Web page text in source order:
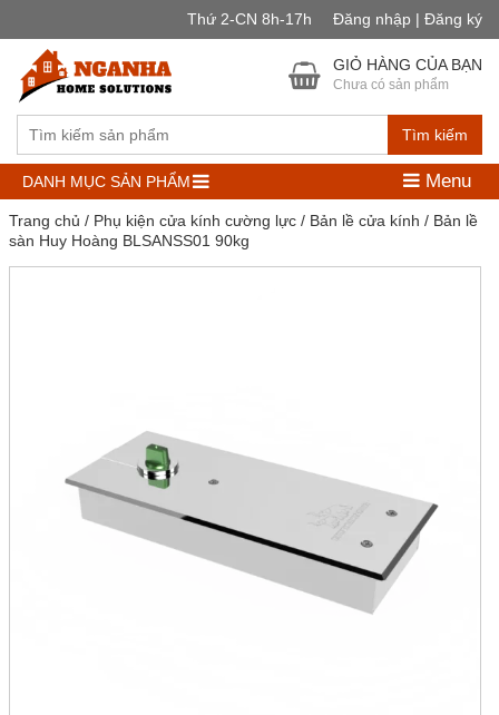
Thứ 2-CN 8h-17h Đăng nhập | Đăng ký
Tìm kiếm
GIỎ HÀNG CỦA BẠN
Chưa có sản phẩm
DANH MỤC SẢN PHẨM Menu
Trang chủ / Phụ kiện cửa kính cường lực/ Bản lề cửa kính / Bản lề
sàn Huy Hoàng BLSANSS01 90kg